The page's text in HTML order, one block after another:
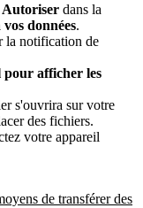
Autoriser dans la
données.
la notification de
afficher les
s'ouvrira sur votre
des fichiers.
votre appareil
de transférer des